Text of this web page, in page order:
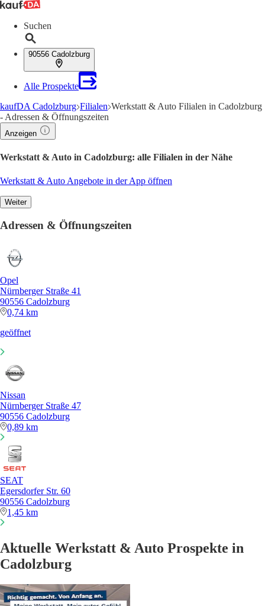
Suchen
90556 Cadolzburg
Alle Prospekte
kaufDA Cadolzburg Filialen Werkstatt & Auto Filialen in Cadolzburg
- Adressen & Öffnungszeiten
Anzeigen
Werkstatt & Auto in Cadolzburg: alle Filialen in der Nähe
Werkstatt & Auto Angebote in der App öffnen
Weiter
Adressen & Öffnungszeiten
Opel
Nürnberger Straße 41
90556 Cadolzburg
0,74 km
geöffnet
Nissan
Nürnberger Straße 47
90556 Cadolzburg
0,89 km
SEAT
Egersdorfer Str. 60
90556 Cadolzburg
1,45 km
Aktuelle Werkstatt & Auto Prospekte in
Cadolzburg